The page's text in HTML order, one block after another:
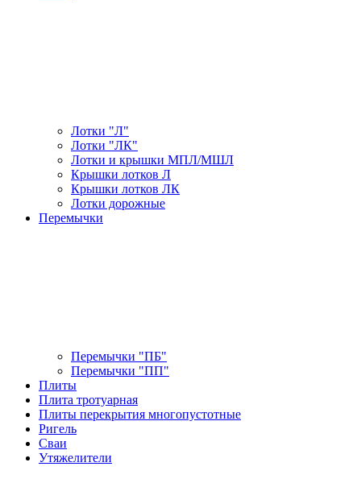
Лотки "Л"
Лотки "ЛК"
Лотки и крышки МПЛ/МШЛ
Крышки лотков Л
Крышки лотков ЛК
Лотки дорожные
Перемычки
Перемычки "ПБ"
Перемычки "ПП"
Плиты
Плита тротуарная
Плиты перекрытия многопустотные
Ригель
Сваи
Утяжелители